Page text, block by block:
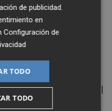
de 1999.
diversos
San
Valenciana
(1996-2000)
2003). Durante el
Visiedo ha sido
de publicidad
en
Configuración de
TODO
TODO